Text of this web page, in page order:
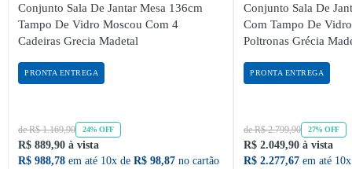
Conjunto Sala De Jantar Mesa 136cm
Tampo De Vidro Moscou Com 4
Cadeiras Grecia Madetal
PRONTA ENTREGA
de R$ 1.169,90 24% OFF
R$ 889,90 à vista
R$ 988,78 em até 10x de R$ 98,87 no cartão
Conjunto Sala De
Com Tampo De
Poltronas Grécia
PRONTA ENTREGA
de R$ 2.799,90 27% OFF
R$ 2.049,90 à vista
R$ 2.277,67 em até